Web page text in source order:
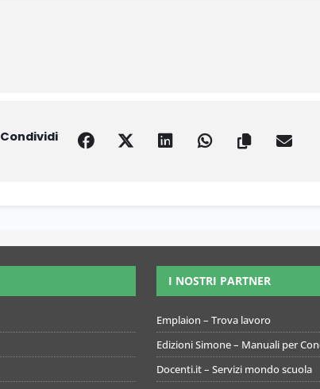
Condividi
I NOSTRI PARTNER
Emplaion – Trova lavoro
Edizioni Simone – Manuali per
Docenti.it – Servizi mondo scuola